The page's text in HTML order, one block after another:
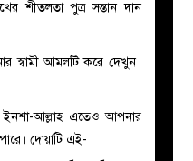
শীতলতা পুত্র সন্তান দান
স্বামী আমলটি করে দেখুন।
আল্লাহ এতেও আপনার
দোয়াটি এই-